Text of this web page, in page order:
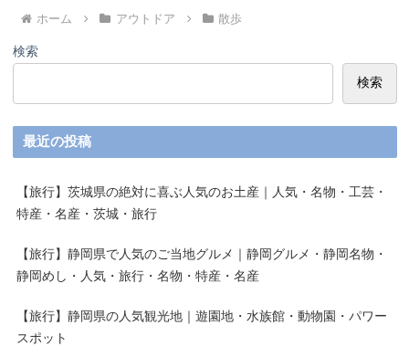
ホーム アウトドア 散歩
検索
検索
最近の投稿
【旅行】茨城県の絶対に喜ぶ人気のお土産｜人気・名物・工芸・
特産・名産・茨城・旅行
【旅行】静岡県で人気のご当地グルメ｜静岡グルメ・静岡名物・
静岡めし・人気・旅行・名物・特産・名産
【旅行】静岡県の人気観光地｜遊園地・水族館・動物園・パワー
スポット